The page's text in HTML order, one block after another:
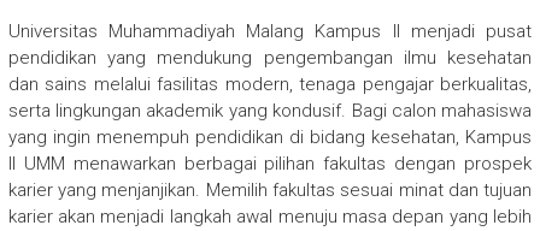
Universitas Muhammadiyah Malang Kampus II menjadi pusat
pendidikan yang mendukung pengembangan ilmu kesehatan
dan sains melalui fasilitas modern, tenaga pengajar berkualitas,
serta lingkungan akademik yang kondusif. Bagi calon mahasiswa
yang ingin menempuh pendidikan di bidang kesehatan, Kampus
II UMM menawarkan berbagai pilihan fakultas dengan prospek
karier yang menjanjikan. Memilih fakultas sesuai minat dan tujuan
karier akan menjadi langkah awal menuju masa depan yang lebih